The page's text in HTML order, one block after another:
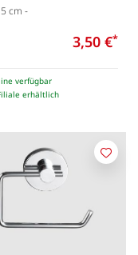
cm -
3,50 €*
verfügbar
erhältlich